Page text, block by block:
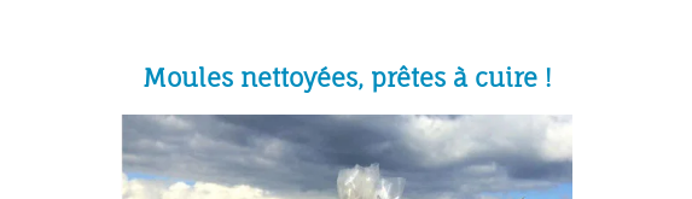
Moules nettoyées, prêtes à cuire !